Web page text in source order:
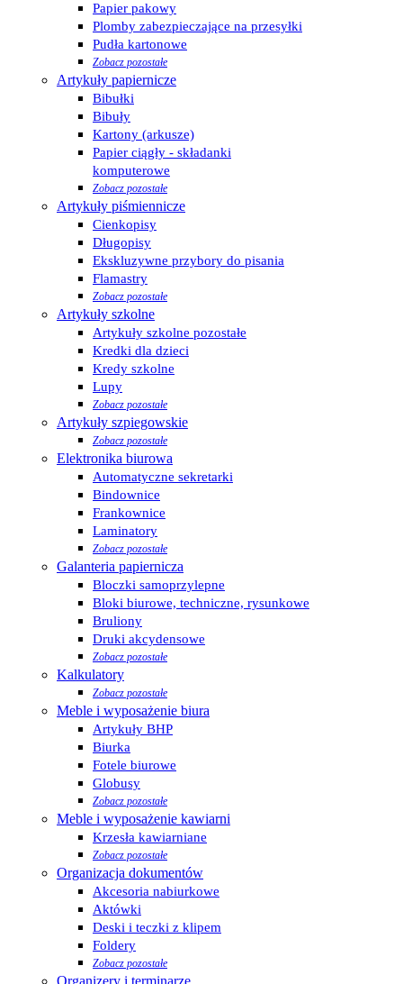
Papier pakowy
Plomby zabezpieczające na przesyłki
Pudła kartonowe
Zobacz pozostałe
Artykuły papiernicze
Bibułki
Bibuły
Kartony (arkusze)
Papier ciągły - składanki
komputerowe
Zobacz pozostałe
Artykuły piśmiennicze
Cienkopisy
Długopisy
Ekskluzywne przybory do pisania
Flamastry
Zobacz pozostałe
Artykuły szkolne
Artykuły szkolne pozostałe
Kredki dla dzieci
Kredy szkolne
Lupy
Zobacz pozostałe
Artykuły szpiegowskie
Zobacz pozostałe
Elektronika biurowa
Automatyczne sekretarki
Bindownice
Frankownice
Laminatory
Zobacz pozostałe
Galanteria papiernicza
Bloczki samoprzylepne
Bloki biurowe, techniczne, rysunkowe
Bruliony
Druki akcydensowe
Zobacz pozostałe
Kalkulatory
Zobacz pozostałe
Meble i wyposażenie biura
Artykuły BHP
Biurka
Fotele biurowe
Globusy
Zobacz pozostałe
Meble i wyposażenie kawiarni
Krzesła kawiarniane
Zobacz pozostałe
Organizacja dokumentów
Akcesoria nabiurkowe
Aktówki
Deski i teczki z klipem
Foldery
Zobacz pozostałe